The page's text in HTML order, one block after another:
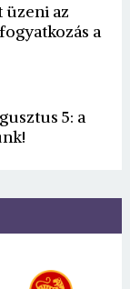
üzeni az
a
5: a